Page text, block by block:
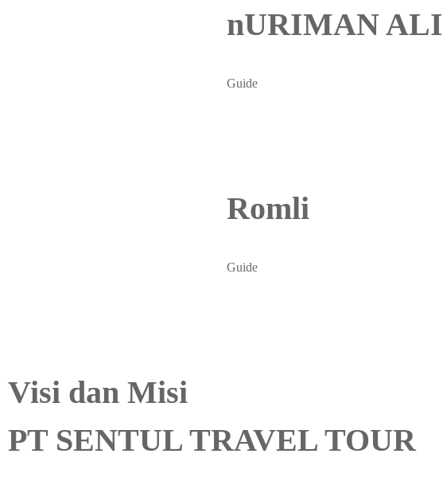
nURIMAN ALI
Guide
Romli
Guide
Visi dan Misi
PT SENTUL TRAVEL TOUR